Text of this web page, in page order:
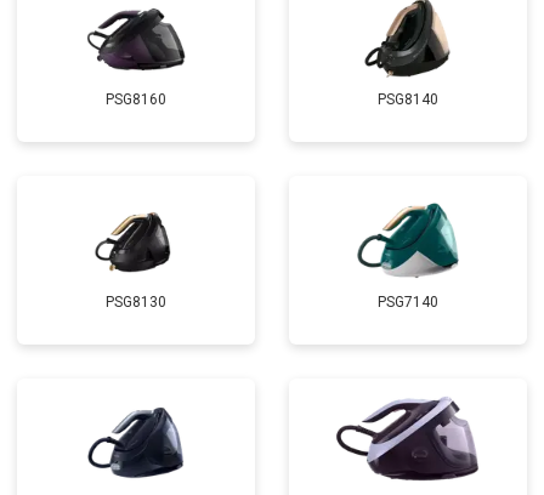
PSG8160 PSG8140
PSG8130 PSG7140